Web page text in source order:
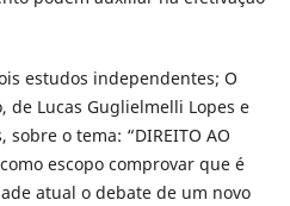
estudos independentes; O
Lucas Guglielmelli Lopes e
o tema: “DIREITO AO
escopo comprovar que é
atual o debate de um novo